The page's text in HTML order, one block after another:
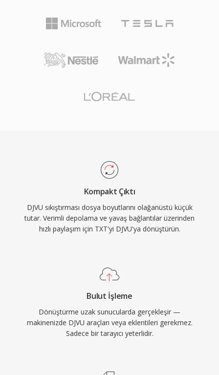
Kompakt Çıktı
DJVU sıkıştırması dosya boyutlarını olağanüstü küçük
tutar. Verimli depolama ve yavaş bağlantılar üzerinden
hızlı paylaşım için TXT'yi DJVU'ya dönüştürün.
Bulut İşleme
Dönüştürme uzak sunucularda gerçekleşir —
makinenizde DJVU araçları veya eklentileri gerekmez.
Sadece bir tarayıcı yeterlidir.